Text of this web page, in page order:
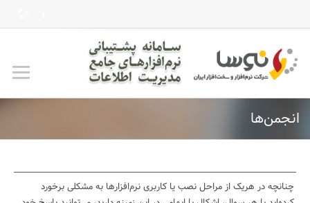
انجمن‌ها
چنانچه در هریک از مراحل نصب یا کاربری نرم‌افزارها به مشکلی برخورد